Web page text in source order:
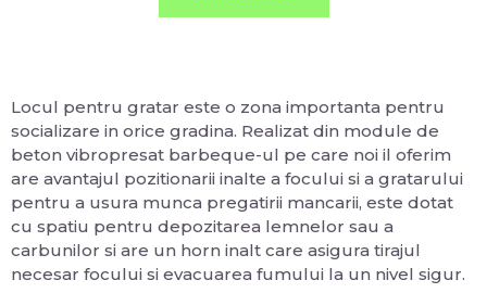
Locul pentru gratar este o zona importanta pentru
socializare in orice gradina. Realizat din module de
beton vibropresat barbeque-ul pe care noi il oferim
are avantajul pozitionarii inalte a focului si a gratarului
pentru a usura munca pregatirii mancarii, este dotat
cu spatiu pentru depozitarea lemnelor sau a
carbunilor si are un horn inalt care asigura tirajul
necesar focului si evacuarea fumului la un nivel sigur.